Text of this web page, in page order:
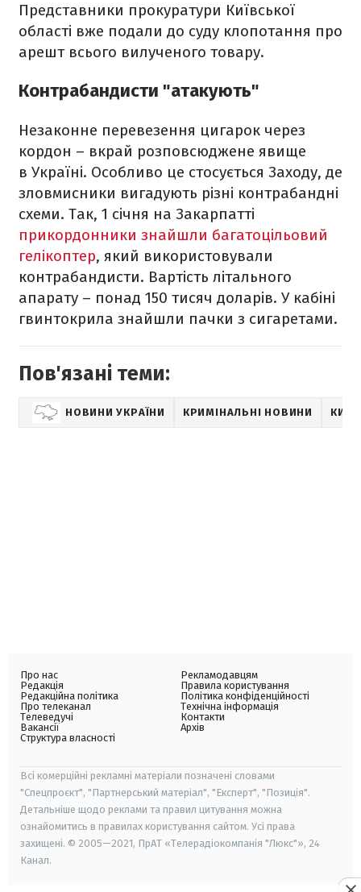
Представники прокуратури Київської
області вже подали до суду клопотання про
арешт всього вилученого товару.
Контрабандисти "атакують"
Незаконне перевезення цигарок через
кордон – вкрай розповсюджене явище
в Україні. Особливо це стосується Заходу, де
зловмисники вигадують різні контрабандні
схеми. Так, 1 січня на Закарпатті
прикордонники знайшли багатоцільовий
гелікоптер, який використовували
контрабандисти. Вартість літального
апарату – понад 150 тисяч доларів. У кабіні
гвинтокрила знайшли пачки з сигаретами.
Пов'язані теми:
НОВИНИ УКРАЇНИ КРИМІНАЛЬНІ НОВИНИ КИЇВ
Про нас
Редакція
Редакційна політика
Про телеканал
Телеведучі
Вакансії
Структура власності
Рекламодавцям
Правила користування
Політика конфіденційності
Технічна інформація
Контакти
Архів
Всі комерційні рекламні матеріали позначені словами
"Спецпроєкт", "Партнерський матеріал", "Експерт", "Позиція".
Детальніше щодо реклами та правил цитування можна
ознайомитись в правилах користування сайтом. Усі права
захищені. © 2005—2021, ПрАТ «Телерадіокомпанія "Люкс"», 24
Канал.